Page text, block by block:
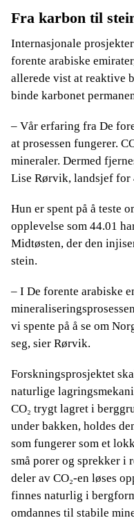
Fra karbon til
Internasjonale
forente arabiske
allerede vist at reaktive
binde karbonet
– Vår erfaring fra De
at prosessen fungerer.
mineraler. Dermed
Lise Rørvik, landsjef for
Hun er spent på å teste
opplevelse som 44.01
Midtøsten, der den
stein.
– I De forente arabiske
vi spente på å se om
seg, sier Rørvik.
Forskningsprosjektet
naturlige
CO₂ trygt lagret i
under bakken, holdes
som fungerer som et
små porer og sprekker i
deler av CO₂-en løses
finnes naturlig i
omdannes til stabile